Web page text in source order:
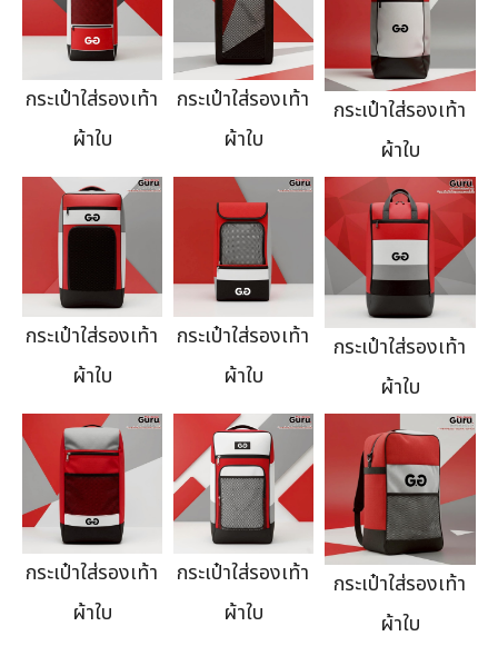
กระเป๋าใส่รองเท้า
ผ้าใบ
กระเป๋าใส่รองเท้า
ผ้าใบ
กระเป๋าใส่รองเท้า
ผ้าใบ
กระเป๋าใส่รองเท้า
ผ้าใบ
กระเป๋าใส่รองเท้า
ผ้าใบ
กระเป๋าใส่รองเท้า
ผ้าใบ
กระเป๋าใส่รองเท้า
ผ้าใบ
กระเป๋าใส่รองเท้า
ผ้าใบ
กระเป๋าใส่รองเท้า
ผ้าใบ